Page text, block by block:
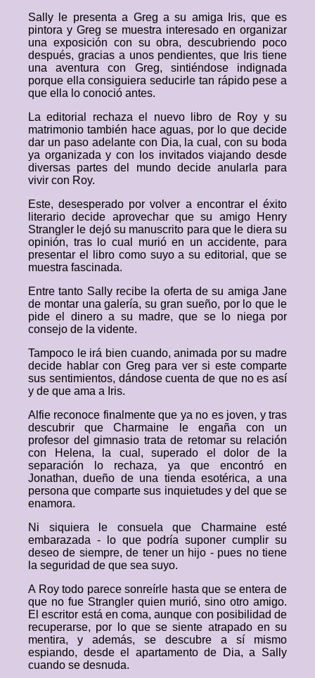
Sally le presenta a Greg a su amiga Iris, que es
pintora y Greg se muestra interesado en organizar
una exposición con su obra, descubriendo poco
después, gracias a unos pendientes, que Iris tiene
una aventura con Greg, sintiéndose indignada
porque ella consiguiera seducirle tan rápido pese a
que ella lo conoció antes.
La editorial rechaza el nuevo libro de Roy y su
matrimonio también hace aguas, por lo que decide
dar un paso adelante con Dia, la cual, con su boda
ya organizada y con los invitados viajando desde
diversas partes del mundo decide anularla para
vivir con Roy.
Este, desesperado por volver a encontrar el éxito
literario decide aprovechar que su amigo Henry
Strangler le dejó su manuscrito para que le diera su
opinión, tras lo cual murió en un accidente, para
presentar el libro como suyo a su editorial, que se
muestra fascinada.
Entre tanto Sally recibe la oferta de su amiga Jane
de montar una galería, su gran sueño, por lo que le
pide el dinero a su madre, que se lo niega por
consejo de la vidente.
Tampoco le irá bien cuando, animada por su madre
decide hablar con Greg para ver si este comparte
sus sentimientos, dándose cuenta de que no es así
y de que ama a Iris.
Alfie reconoce finalmente que ya no es joven, y tras
descubrir que Charmaine le engaña con un
profesor del gimnasio trata de retomar su relación
con Helena, la cual, superado el dolor de la
separación lo rechaza, ya que encontró en
Jonathan, dueño de una tienda esotérica, a una
persona que comparte sus inquietudes y del que se
enamora.
Ni siquiera le consuela que Charmaine esté
embarazada - lo que podría suponer cumplir su
deseo de siempre, de tener un hijo - pues no tiene
la seguridad de que sea suyo.
A Roy todo parece sonreírle hasta que se entera de
que no fue Strangler quien murió, sino otro amigo.
El escritor está en coma, aunque con posibilidad de
recuperarse, por lo que se siente atrapado en su
mentira, y además, se descubre a sí mismo
espiando, desde el apartamento de Dia, a Sally
cuando se desnuda.